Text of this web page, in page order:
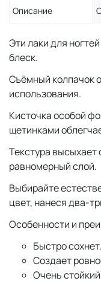
Описание
Эти лаки для
блеск.
Съёмный колпачок
использования.
Кисточка особой
щетинками
Текстура высыхает
равномерный слой.
Выбирайте
цвет, нанеся два-
Особенности и
Быстро сохнет.
Создает
Очень